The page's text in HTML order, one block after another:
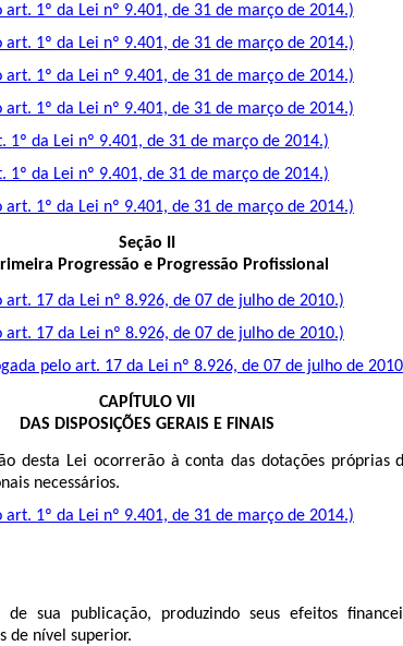
art. 1º da Lei nº 9.401, de 31 de março de 2014.)
art. 1º da Lei nº 9.401, de 31 de março de 2014.)
art. 1º da Lei nº 9.401, de 31 de março de 2014.)
art. 1º da Lei nº 9.401, de 31 de março de 2014.)
1º da Lei nº 9.401, de 31 de março de 2014.)
1º da Lei nº 9.401, de 31 de março de 2014.)
art. 1º da Lei nº 9.401, de 31 de março de 2014.)
Seção II
Progressão e Progressão Profissional
art. 17 da Lei nº 8.926, de 07 de julho de 2010.)
art. 17 da Lei nº 8.926, de 07 de julho de 2010.)
pelo art. 17 da Lei nº 8.926, de 07 de julho de
CAPÍTULO VII
DAS DISPOSIÇÕES GERAIS E FINAIS
desta Lei ocorrerão à conta das dotações
necessários.
art. 1º da Lei nº 9.401, de 31 de março de 2014.)
sua publicação, produzindo seus efeitos
de nível superior.